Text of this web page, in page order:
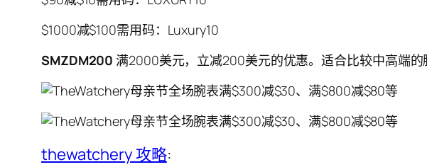
$1000减$100需用码：Luxury10
SMZDM200 满2000美元，立减200美元的优惠。适合比较中高端的
thewatchery 攻略: